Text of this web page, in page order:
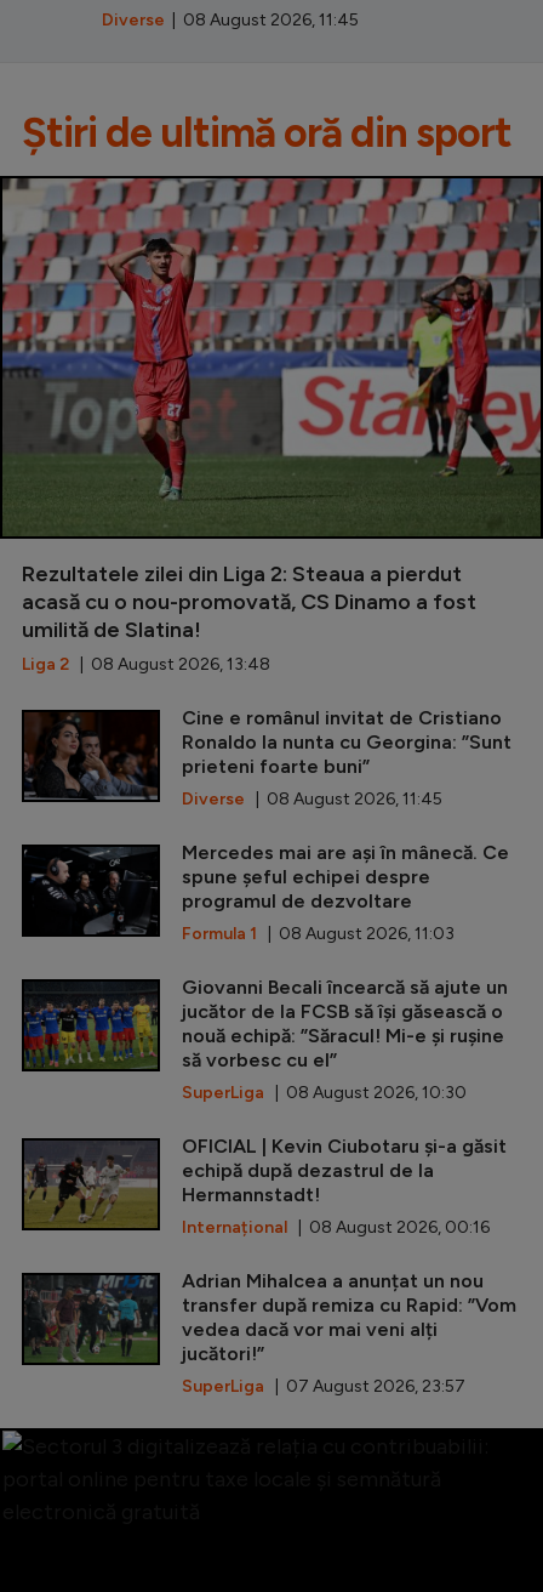
Diverse | 08 August 2026, 11:45
Știri de ultimă oră din sport
Rezultatele zilei din Liga 2: Steaua a pierdut
acasă cu o nou-promovată, CS Dinamo a fost
umilită de Slatina!
Liga 2 | 08 August 2026, 13:48
Cine e românul invitat de Cristiano
Ronaldo la nunta cu Georgina: ”Sunt
prieteni foarte buni”
Diverse | 08 August 2026, 11:45
Mercedes mai are ași în mânecă. Ce
spune șeful echipei despre
programul de dezvoltare
Formula 1 | 08 August 2026, 11:03
Giovanni Becali încearcă să ajute un
jucător de la FCSB să își găsească o
nouă echipă: ”Săracul! Mi-e și rușine
să vorbesc cu el”
SuperLiga | 08 August 2026, 10:30
OFICIAL | Kevin Ciubotaru și-a găsit
echipă după dezastrul de la
Hermannstadt!
Internațional | 08 August 2026, 00:16
Adrian Mihalcea a anunțat un nou
transfer după remiza cu Rapid: ”Vom
vedea dacă vor mai veni alți
jucători!”
SuperLiga | 07 August 2026, 23:57